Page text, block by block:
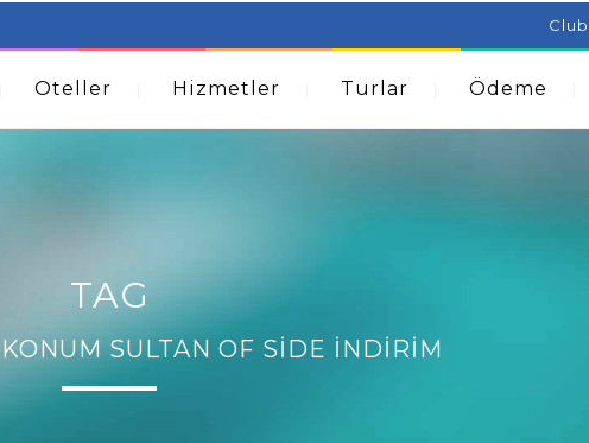
How A Dermatologist Can Help With
Oteller Hizmetler Turlar Ödeme
TAG
SULTAN OF SIDE İNDIRIM